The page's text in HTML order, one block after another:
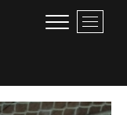
M
e
B
u